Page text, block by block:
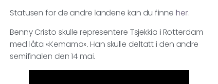
Statusen for de andre landene kan du finne her.
Benny Cristo skulle representere Tsjekkia i Rotterdam
med låta «Kemama». Han skulle deltatt i den andre
semifinalen den 14 mai.